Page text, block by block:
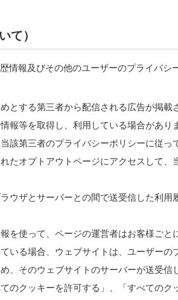
て）
情報及びその他のユーザーのプライバシ
とする第三者から配信される広告が掲
報等を取得し、利用している場合があり
該第三者のプライバシーポリシーに従っ
たオプトアウトページにアクセスして
ウザとサーバーとの間で送受信した利
を使って、ページの運営者はお客様ごと
いる場合、ウェブサイトは、ユーザーの
、そのウェブサイトのサーバーが送受信
のクッキーを許可する」、「すべての